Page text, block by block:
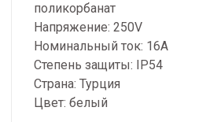
поликорбанат
Напряжение: 250V
Номинальный ток: 16A
Степень защиты: IP54
Страна: Турция
Цвет: белый